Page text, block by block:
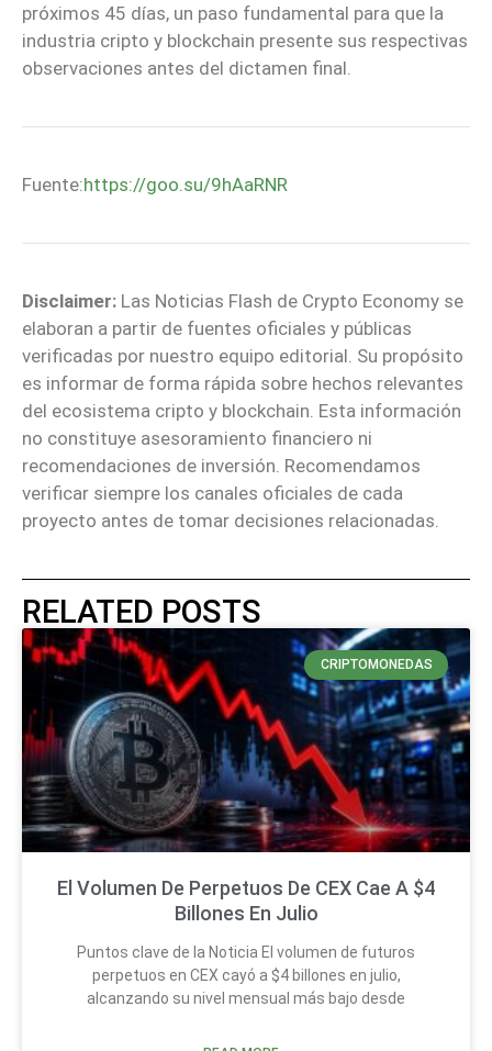
próximos 45 días, un paso fundamental para que la
industria cripto y blockchain presente sus respectivas
observaciones antes del dictamen final.
Fuente:https://goo.su/9hAaRNR
Disclaimer: Las Noticias Flash de Crypto Economy se
elaboran a partir de fuentes oficiales y públicas
verificadas por nuestro equipo editorial. Su propósito
es informar de forma rápida sobre hechos relevantes
del ecosistema cripto y blockchain. Esta información
no constituye asesoramiento financiero ni
recomendaciones de inversión. Recomendamos
verificar siempre los canales oficiales de cada
proyecto antes de tomar decisiones relacionadas.
RELATED POSTS
CRIPTOMONEDAS
El Volumen De Perpetuos De CEX Cae A $4
Billones En Julio
Puntos clave de la Noticia El volumen de futuros
perpetuos en CEX cayó a $4 billones en julio,
alcanzando su nivel mensual más bajo desde